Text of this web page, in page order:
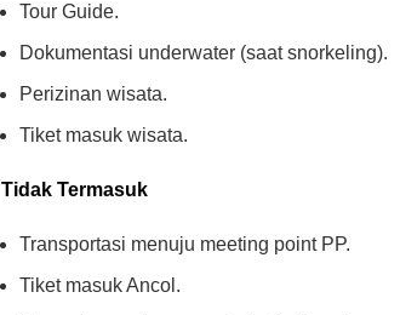
Tour Guide.
Dokumentasi underwater (saat snorkeling).
Perizinan wisata.
Tiket masuk wisata.
Tidak Termasuk
Transportasi menuju meeting point PP.
Tiket masuk Ancol.